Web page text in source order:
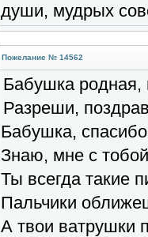
души, мудрых
Пожелание № 14562
Бабушка
Разреши,
Бабушка,
Знаю, мне с
Ты всегда такие
Пальчики
А твои ватрушки